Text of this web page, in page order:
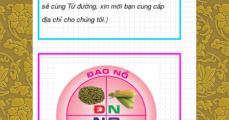
sẻ cùng Từ đường, xin mời bạn cung cấp
địa chỉ cho chúng tôi.)